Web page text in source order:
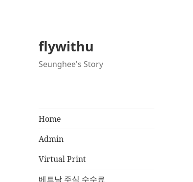
flywithu
Seunghee's Story
Home
Admin
Virtual Print
베트남 주식 수수료